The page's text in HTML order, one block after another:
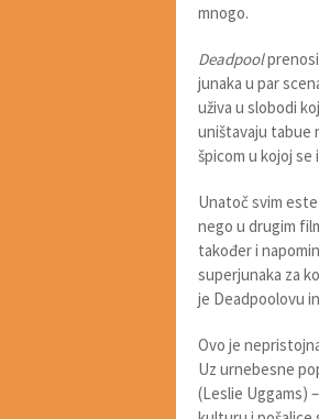
mnogo.
Deadpool
junaka u par
uživa u slobodi
uništavaju tabue
špicom u kojoj se
Unatoč svim
nego u drugim
također i
superjunaka za
je Deadpoolovu
Ovo je
Uz urnebesne
(Leslie Uggams)